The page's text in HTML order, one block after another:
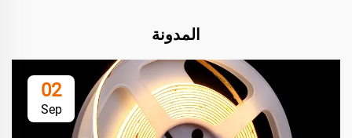
المدونة
02
Sep